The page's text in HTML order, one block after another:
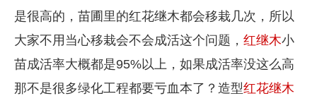
是很高的，苗圃里的红花继木都会移栽几次，所以
大家不用当心移栽会不会成活这个问题， 红继木小
苗成活率大概都是95%以上，如果成活率没这么高
那不是很多绿化工程都要亏血本了？造型红花继木